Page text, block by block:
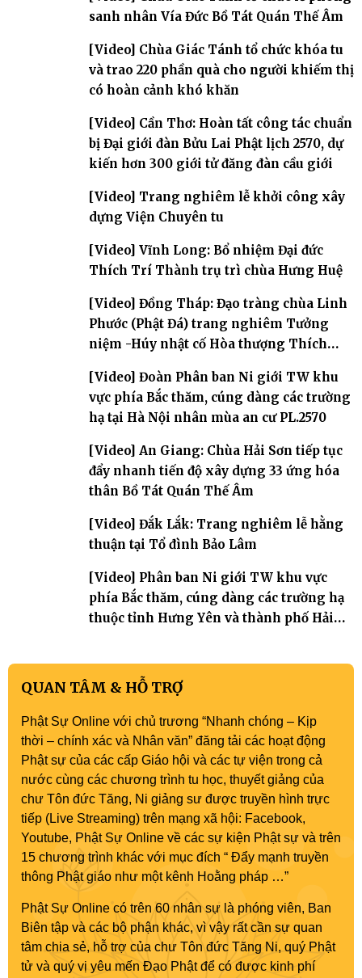
sanh nhân Vía Đức Bồ Tát Quán Thế Âm
[Video] Chùa Giác Tánh tổ chức khóa tu
và trao 220 phần quà cho người khiếm thị
có hoàn cảnh khó khăn
[Video] Cần Thơ: Hoàn tất công tác chuẩn
bị Đại giới đàn Bửu Lai Phật lịch 2570, dự
kiến hơn 300 giới tử đăng đàn cầu giới
[Video] Trang nghiêm lễ khởi công xây
dựng Viện Chuyên tu
[Video] Vĩnh Long: Bổ nhiệm Đại đức
Thích Trí Thành trụ trì chùa Hưng Huệ
[Video] Đồng Tháp: Đạo tràng chùa Linh
Phước (Phật Đá) trang nghiêm Tưởng
niệm -Húy nhật cố Hòa thượng Thích
[Video] Đoàn Phân ban Ni giới TW khu
vực phía Bắc thăm, cúng dàng các trường
hạ tại Hà Nội nhân mùa an cư PL.2570
[Video] An Giang: Chùa Hải Sơn tiếp tục
đẩy nhanh tiến độ xây dựng 33 ứng hóa
thân Bồ Tát Quán Thế Âm
[Video] Đắk Lắk: Trang nghiêm lễ hằng
thuận tại Tổ đình Bảo Lâm
[Video] Phân ban Ni giới TW khu vực
phía Bắc thăm, cúng dàng các trường hạ
thuộc tỉnh Hưng Yên và thành phố Hải
QUAN TÂM & HỖ TRỢ
Phật Sự Online với chủ trương “Nhanh chóng – Kịp
thời – chính xác và Nhân văn” đăng tải các hoạt động
Phật sự của các cấp Giáo hội và các tự viện trong cả
nước cùng các chương trình tu học, thuyết giảng của
chư Tôn đức Tăng, Ni giảng sư được truyền hình trực
tiếp (Live Streaming) trên mạng xã hội: Facebook,
Youtube, Phật Sự Online về các sự kiện Phật sự và trên
15 chương trình khác với mục đích “ Đẩy mạnh truyền
thông Phật giáo như một kênh Hoằng pháp …”
Phật Sự Online có trên 60 nhân sự là phóng viên, Ban
Biên tập và các bộ phận khác, vì vậy rất cần sự quan
tâm chia sẻ, hỗ trợ của chư Tôn đức Tăng Ni, quý Phật
tử và quý vị yêu mến Đạo Phật để có được kinh phí